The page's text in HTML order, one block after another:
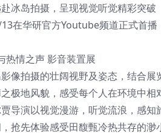
岛拍摄，呈现视觉听觉精彩突破
华研官方Youtube频道正式首播
情之声 影音装置展
拍摄的壮阔视野及姿态，结合展
地风貌，感受每个人在环境中相
演以视觉漫游，听觉流浪，感知
先体验感受田馥甄冷热共存的渺